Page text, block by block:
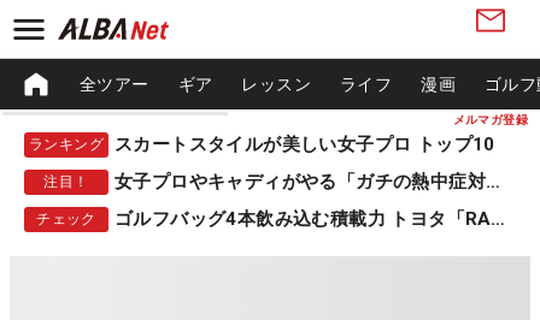
メルマガ登録
全ツアー ギア レッスン ライフ 漫画 ゴル
ランキング スカートスタイルが美しい女子プロ トップ10
注目！ 女子プロやキャディがやる「ガチの熱中症対策」
チェック ゴルフバッグ4本飲み込む積載力 トヨタ「RAV4」